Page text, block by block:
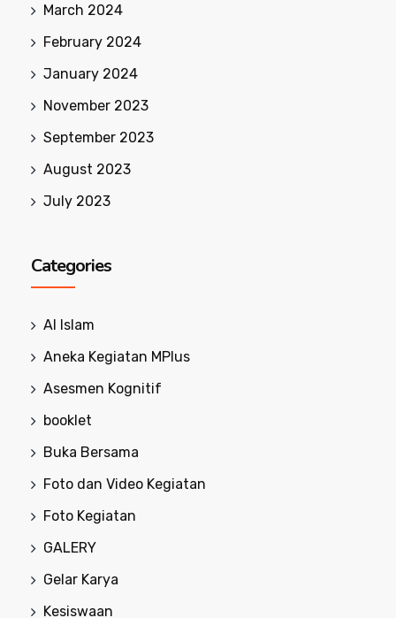
March 2024
February 2024
January 2024
November 2023
September 2023
August 2023
July 2023
Categories
Al Islam
Aneka Kegiatan MPlus
Asesmen Kognitif
booklet
Buka Bersama
Foto dan Video Kegiatan
Foto Kegiatan
GALERY
Gelar Karya
Kesiswaan